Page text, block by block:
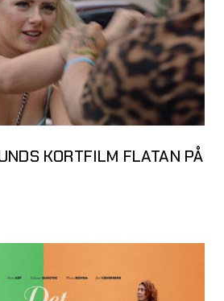
KORTFILM FLATAN PÅ